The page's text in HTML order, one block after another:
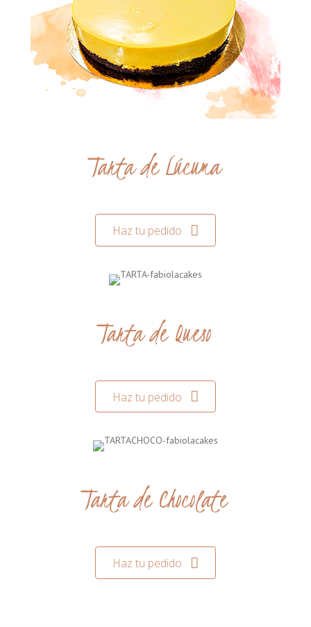
Tarta de Lúcuma
Haz tu pedido
Tarta de Queso
Haz tu pedido
Tarta de Chocolate
Haz tu pedido